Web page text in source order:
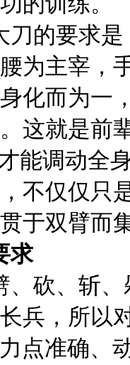
刀的要求
为主宰，
化而为一
这就是前
能调动全
不仅仅只
于双臂而
求
、砍、斩
兵，所以
点准确、